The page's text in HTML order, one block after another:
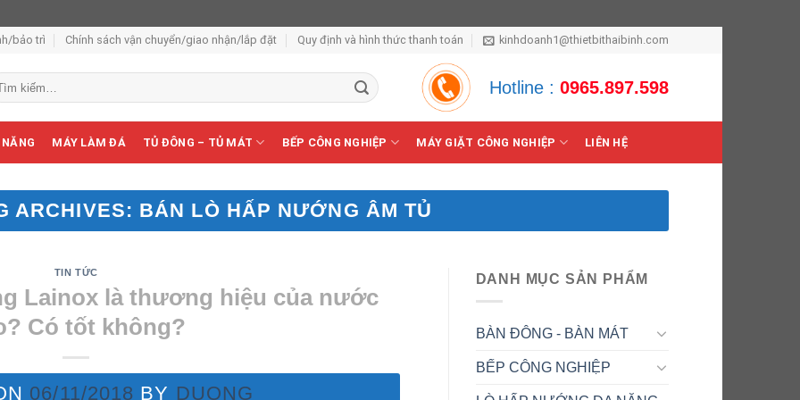
bảo trì Chính sách vận chuyển/giao nhận/lắp đặt Quy định và hình thức thanh toán kinhdoanh1@thietbithaibinh.com
Hotline : 0965.897.598
MÁY LÀM ĐÁ TỦ ĐÔNG – TỦ MÁT BẾP CÔNG NGHIỆP MÁY GIẶT CÔNG NGHIỆP LIÊN HỆ
ARCHIVES: BÁN LÒ HẤP NƯỚNG ÂM TỦ
TIN TỨC
Lainox là thương hiệu của nước
Có tốt không?
06/11/2018 BY DUONG
DANH MỤC SẢN PHẨM
BÀN ĐÔNG - BÀN MÁT
BẾP CÔNG NGHIỆP